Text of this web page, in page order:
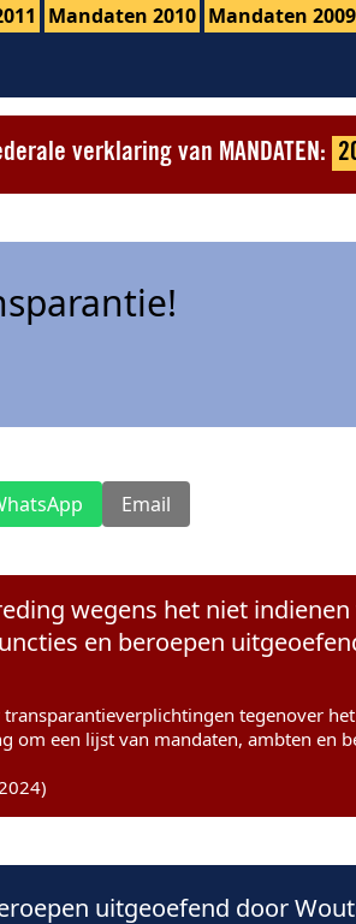
Mandaten 2010 Mandaten 2009
verklaring van MANDATEN:
Email
wegens het niet
en beroepen
tegenover
om een lijst van mandaten, ambten en
uitgeoefend door